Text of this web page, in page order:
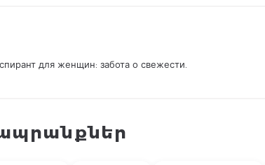
для женщин: забота о свежести.